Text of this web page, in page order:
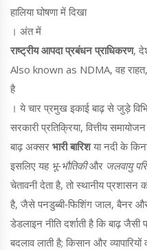
हालिया घोषणा में दिखा
। अंत में
राष्ट्रीय आपदा प्रबंधन प्राधिकरण,
Also known as NDMA, वह
है
। ये चार प्रमुख इकाई बाढ़ से जुड़े
सरकारी प्रतिक्रिया, वित्तीय
बाढ़ अक्सर भारी बारिशया नदी के
इसलिए यह भू‑भौतिकीऔर जलवायु
चेतावनी देता है, तो स्थानीय प्रशासन
है, जैसे पनडुब्बी‑फिशिंग जाल, बैनर
डेडलाइन नीति दर्शाती है कि बाढ़
बदलाव लाती है; किसान और